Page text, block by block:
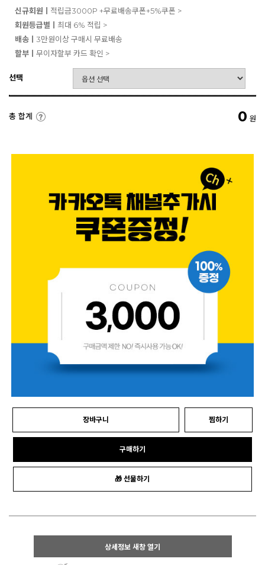
신규회원ㅣ 적립금3000P +무료배송쿠폰+5%쿠폰 >
회원등급별ㅣ 최대 6% 적립 >
배송ㅣ 3만원이상 구매시 무료배송
할부ㅣ 무이자할부 카드 확인 >
선택
총 합계 0 원
장바구니 찜하기
구매하기
🎁 선물하기
상세정보 새창 열기